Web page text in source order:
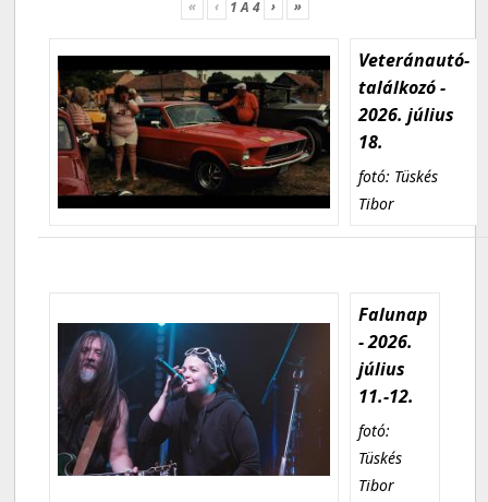
« ‹ 1A 4 › »
Veteránautó-
találkozó -
2026. július
18.
fotó: Tüskés
Tibor
Falunap
- 2026.
július
11.-12.
fotó:
Tüskés
Tibor